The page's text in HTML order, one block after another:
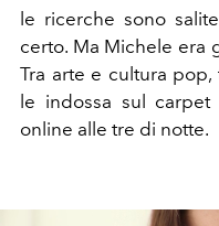
le ricerche sono
certo. Ma Michele era
Tra arte e cultura
le indossa sul
online alle tre di notte.